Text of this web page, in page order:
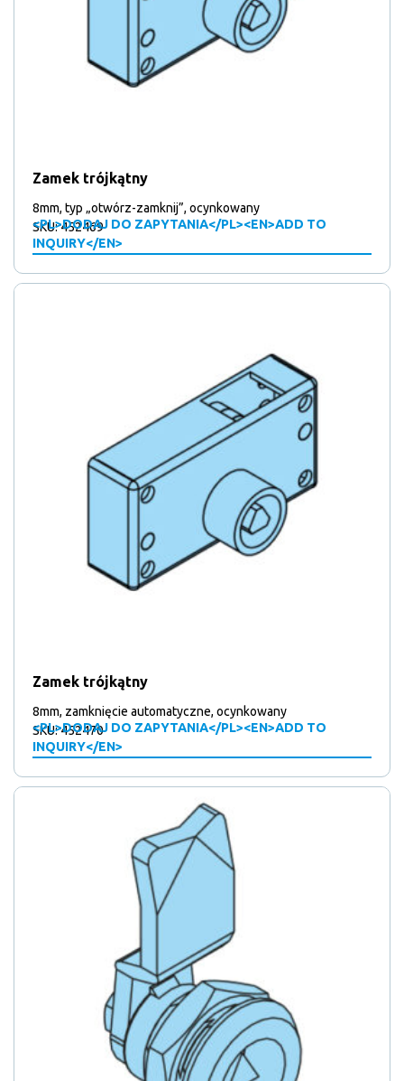
Zamek trójkątny
8mm, typ „otwórz-zamknij”, ocynkowany
<PL>DODAJ DO ZAPYTANIA</PL><EN>ADD TO
INQUIRY</EN>
SKU: 452469
Zamek trójkątny
8mm, zamknięcie automatyczne, ocynkowany
<PL>DODAJ DO ZAPYTANIA</PL><EN>ADD TO
INQUIRY</EN>
SKU: 452470